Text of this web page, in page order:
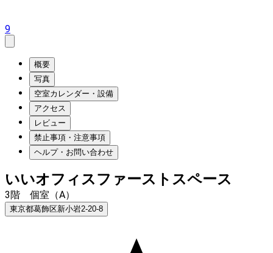
9
概要
写真
空室カレンダー・設備
アクセス
レビュー
禁止事項・注意事項
ヘルプ・お問い合わせ
いいオフィスファーストスペース
3階 個室（A）
東京都葛飾区新小岩2-20-8